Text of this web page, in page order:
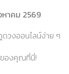
หาคม 2569
วงออนไลน์ง่าย ๆ
ของคุณที่นี่!